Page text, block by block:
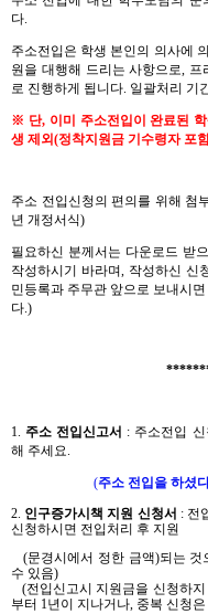
다.
주소전입은 학생 본인의 의사에
원을 대행해 드리는 사항으로,
로 진행하게 됩니다. 일괄처리 기
※ 단, 이미 주소전입이 완료된
생 제외(정착지원금 기수령자 포
주소 전입신청의 편의를 위해 첨
년 개정서식)
필요하신 분께서는 다운로드 받
작성하시기 바라며, 작성하신 신
민등록과 주무관 앞으로 보내시
다.)
1. 주소 전입신고서 : 주소전입
해 주세요.
(주소 전입을 하셨
2. 인구증가시책 지원 신청서 : 전
신청하시면 전입처리 후 지원
(문경시에서 정한 금액)되는 것
수 있음)
(전입신고시 지원금을 신청하
부터 1년이 지나거나, 중복 신청은